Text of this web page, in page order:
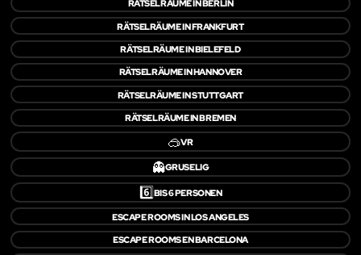
RÄTSELRÄUME IN BERLIN
RÄTSELRÄUME IN FRANKFURT
RÄTSELRÄUME IN BIELEFELD
RÄTSELRÄUME IN HANNOVER
RÄTSELRÄUME IN STUTTGART
RÄTSELRÄUME IN BREMEN
🥽VR
👻GRUSELIG
6️⃣BIS 6 PERSONEN
ESCAPE ROOMS IN LOS ANGELES
ESCAPE ROOMS EN BARCELONA